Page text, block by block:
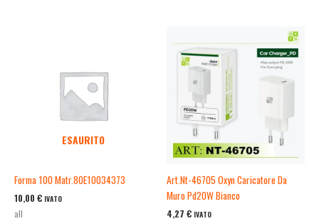
ESAURITO
Forma 100 Matr.80E10034373
10,00 € IVATO
all
Art.Nt-46705 Oxyn Caricatore Da
Muro Pd20W Bianco
4,27 € IVATO